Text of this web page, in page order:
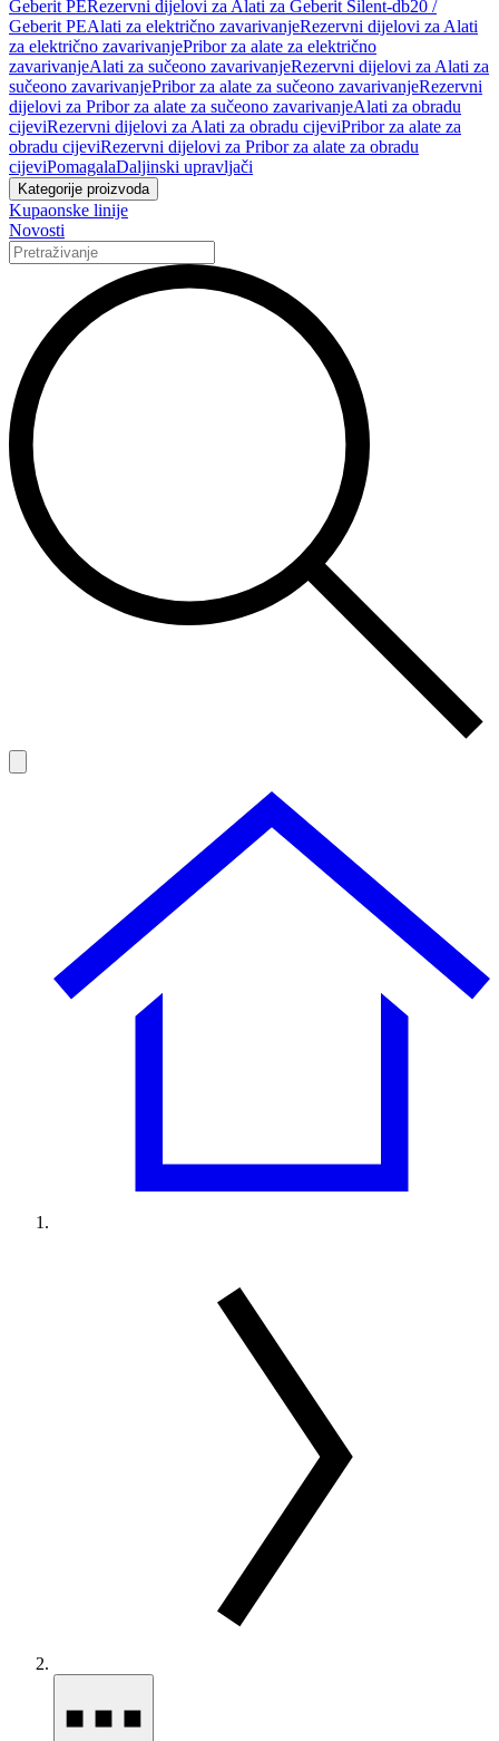
Geberit PERezervni dijelovi za Alati za Geberit Silent-db20 /
Geberit PEAlati za električno zavarivanjeRezervni dijelovi za Alati
za električno zavarivanjePribor za alate za električno
zavarivanjeAlati za sučeono zavarivanjeRezervni dijelovi za Alati za
sučeono zavarivanjePribor za alate za sučeono zavarivanjeRezervni
dijelovi za Pribor za alate za sučeono zavarivanjeAlati za obradu
cijeviRezervni dijelovi za Alati za obradu cijeviPribor za alate za
obradu cijeviRezervni dijelovi za Pribor za alate za obradu
cijeviPomagalaDaljinski upravljači
Kategorije proizvoda
Kupaonske linije
Novosti